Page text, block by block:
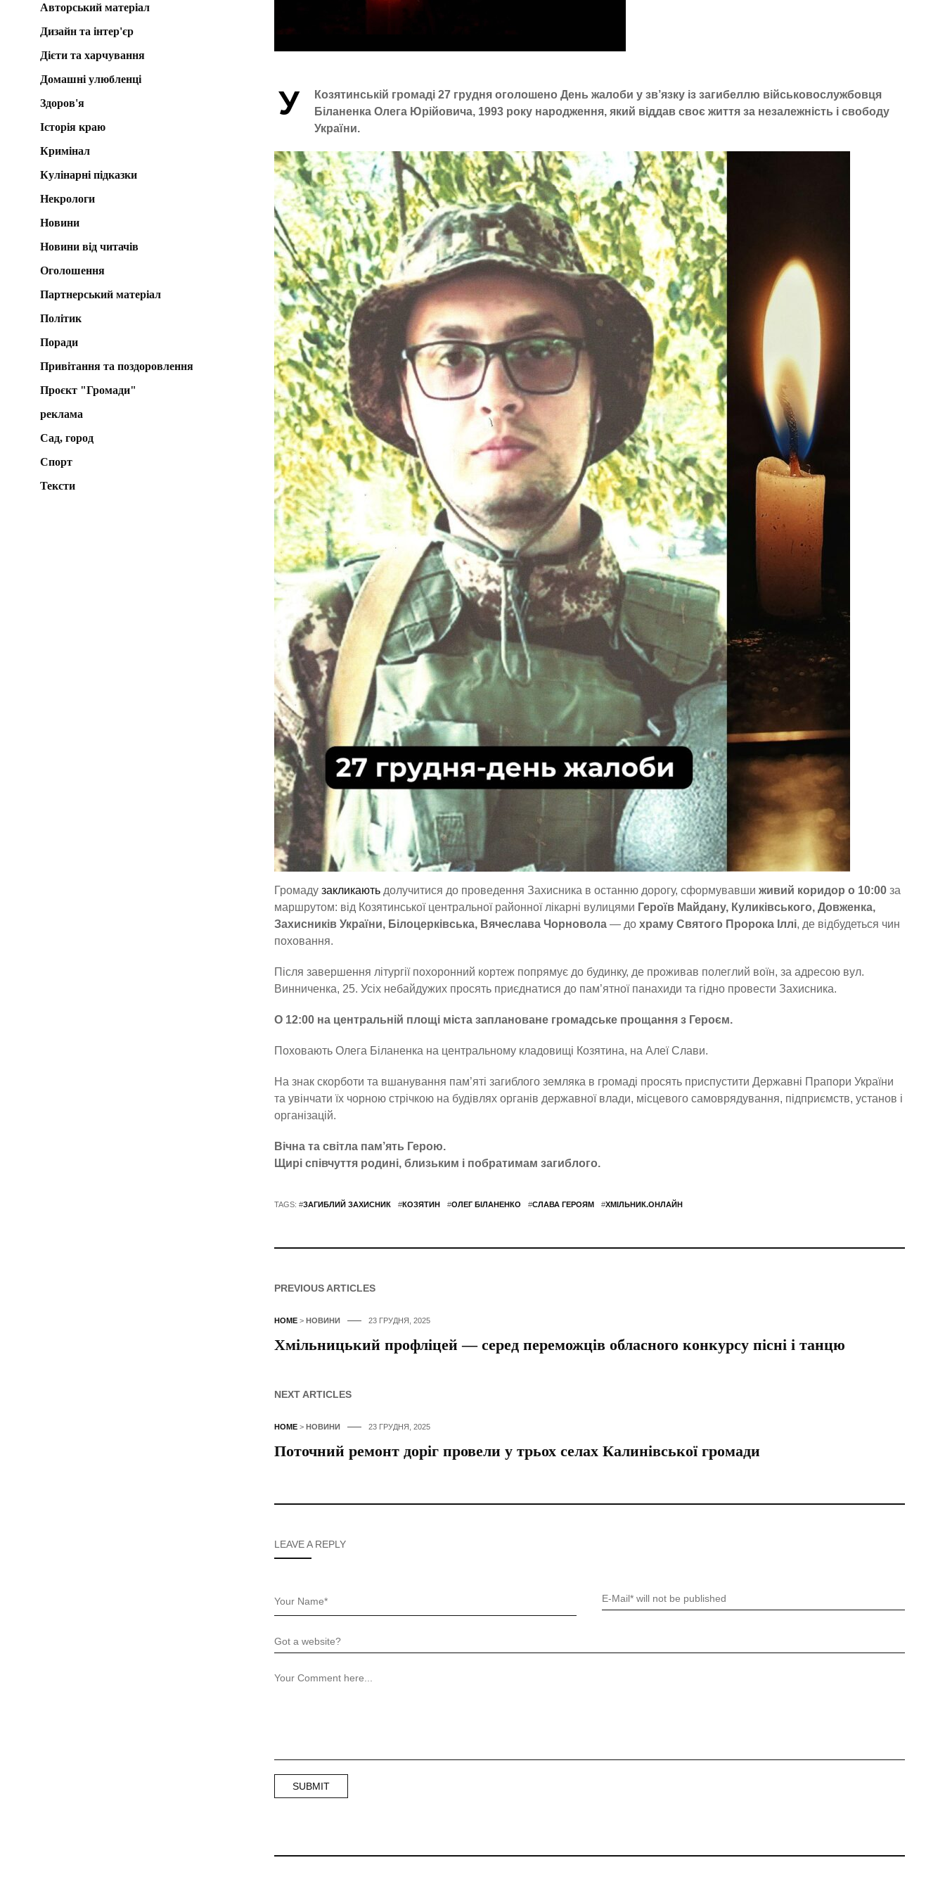
У
Козятинській громаді 27 грудня оголошено День жалоби у зв’язку із загибеллю військовослужбовця
Біланенка Олега Юрійовича, 1993 року народження, який віддав своє життя за незалежність і свободу
України.
Громаду закликаютьдолучитися до проведення Захисника в останню дорогу, сформувавши живий коридор о 10:00за
маршрутом: від Козятинської центральної районної лікарні вулицями Героїв Майдану, Куликівського, Довженка,
Захисників України, Білоцерківська, Вячеслава Чорновола— до храму Святого Пророка Іллі, де відбудеться чин
поховання.
Після завершення літургії похоронний кортеж попрямує до будинку, де проживав полеглий воїн, за адресою вул.
Винниченка, 25. Усіх небайдужих просять приєднатися до пам’ятної панахиди та гідно провести Захисника.
О 12:00 на центральній площі міста заплановане громадське прощання з Героєм.
Поховають Олега Біланенка на центральному кладовищі Козятина, на Алеї Слави.
На знак скорботи та вшанування пам’яті загиблого земляка в громаді просять приспустити Державні Прапори України
та увінчати їх чорною стрічкою на будівлях органів державної влади, місцевого самоврядування, підприємств, установ і
організацій.
Вічна та світла пам’ять Герою.
Щирі співчуття родині, близьким і побратимам загиблого.
TAGS: #ЗАГИБЛИЙ ЗАХИСНИК #КОЗЯТИН #ОЛЕГ БІЛАНЕНКО #СЛАВА ГЕРОЯМ #ХМІЛЬНИК.ОНЛАЙН
PREVIOUS ARTICLES
HOME> НОВИНИ 23 ГРУДНЯ, 2025
Хмільницький профліцей — серед переможців обласного конкурсу пісні і танцю
NEXT ARTICLES
HOME> НОВИНИ 23 ГРУДНЯ, 2025
Поточний ремонт доріг провели у трьох селах Калинівської громади
LEAVE A REPLY
Авторський матеріал
Дизайн та інтер'єр
Дієти та харчування
Домашні улюбленці
Здоров'я
Історія краю
Кримінал
Кулінарні підказки
Некрологи
Новини
Новини від читачів
Оголошення
Партнерський матеріал
Політик
Поради
Привітання та поздоровлення
Проєкт "Громади"
реклама
Сад, город
Спорт
Тексти